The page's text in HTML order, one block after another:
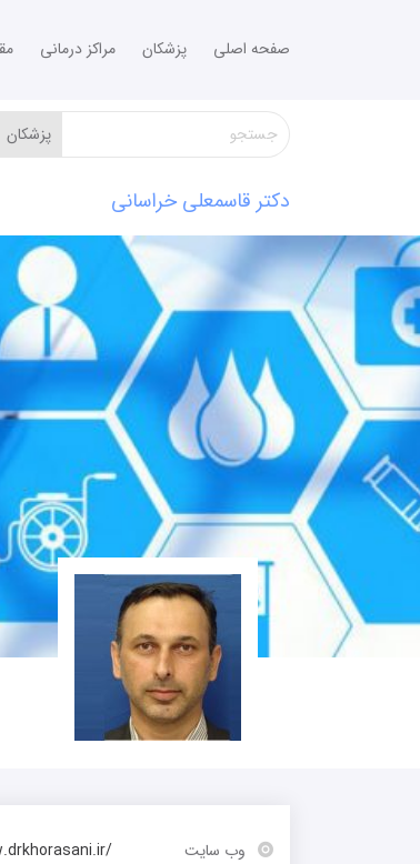
صفحه اصلی پزشکان مراکز درمانی
دکتر قاسمعلی خراسانی
وب سایت